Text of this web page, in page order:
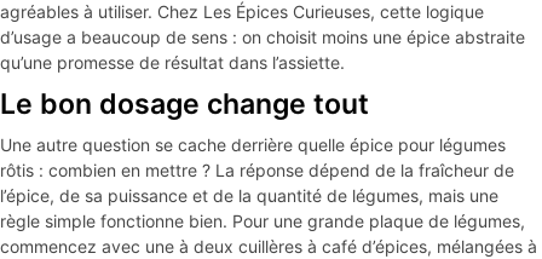
agréables à utiliser. Chez Les Épices Curieuses, cette logique
d’usage a beaucoup de sens : on choisit moins une épice abstraite
qu’une promesse de résultat dans l’assiette.
Le bon dosage change tout
Une autre question se cache derrière quelle épice pour légumes
rôtis : combien en mettre ? La réponse dépend de la fraîcheur de
l’épice, de sa puissance et de la quantité de légumes, mais une
règle simple fonctionne bien. Pour une grande plaque de légumes,
commencez avec une à deux cuillères à café d’épices, mélangées à